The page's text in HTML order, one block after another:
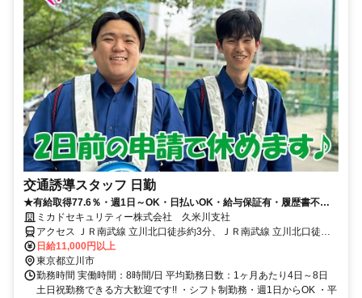
交通誘導スタッフ 日勤
★有給取得77.6％・週1日～OK・日払いOK・給与保証有・履歴書不要
★ ミカドセキュリティー株式会社 久米川支社
アクセス ＪＲ南武線 立川北口徒歩約3分、ＪＲ南武線 立川北口徒歩
約3分、ＪＲ南武線 立川北口徒歩約3分
日給11,000円以上
東京都立川市
勤務時間 実働時間：8時間/日 平均勤務日数：1ヶ月あたり4日～8日
土日祝勤務できる方大歓迎です!! ・シフト制勤務・週1日からOK ・平